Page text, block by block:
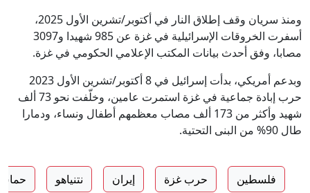
ومنذ سريان وقف إطلاق النار في أكتوبر/تشرين الأول 2025،
أسفرت الخروقات الإسرائيلية في غزة عن 985 شهيدا و3097
مصابا، وفق أحدث بيانات المكتب الإعلامي الحكومي في غزة.
وبدعم أمريكي، بدأت إسرائيل في 8 أكتوبر/تشرين الأول 2023
حرب إبادة جماعية في غزة استمرت عامين، وخلّفت نحو 73 ألف
شهيد وأكثر من 173 ألف مصاب معظمهم أطفال ونساء، ودمارا
طال 90% من البنى التحتية.
فلسطين حرب غزة إيران نتنياهو